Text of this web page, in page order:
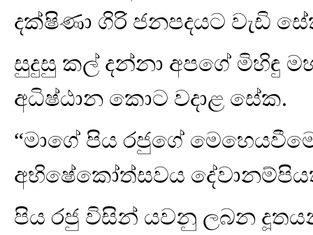
දක්ෂිණා ගිරි ජනපදයට වැඩි
සුදුසු කල් දන්නා අපගේ මිහිඳු
අධිෂ්ඨාන කොට වදාළ සේක.
“මාගේ පිය රජුගේ
අභිෂේකෝත්සවය
පිය රජු විසින් යවනු ලබන